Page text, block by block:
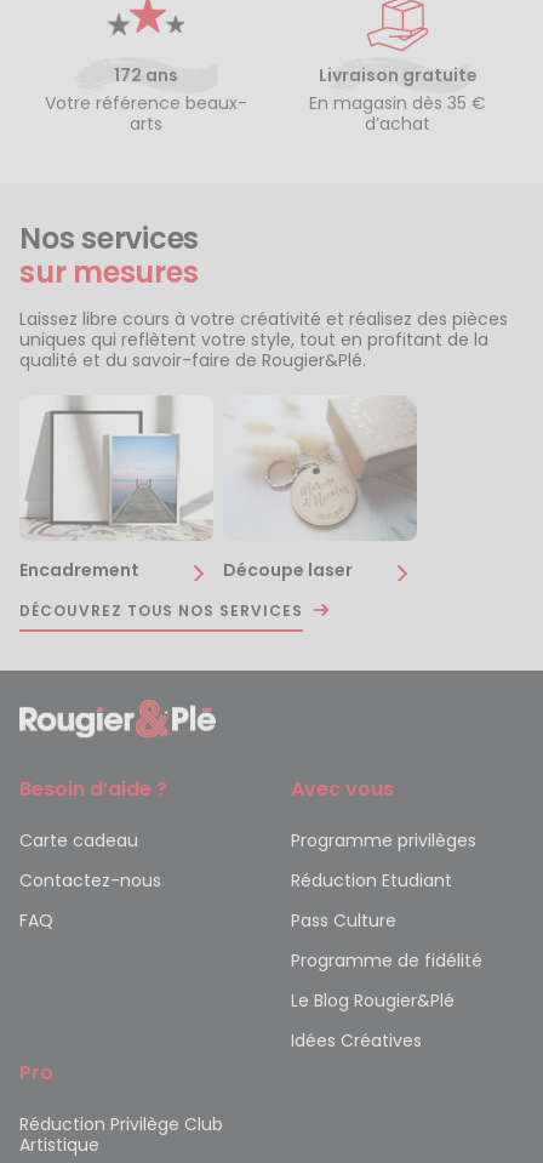
172 ans
Votre référence beaux-
arts
Livraison gratuite
En magasin dès 35 €
d’achat
Nos services
sur mesures
Laissez libre cours à votre créativité et réalisez des pièces
uniques qui reflètent votre style, tout en profitant de la
qualité et du savoir-faire de Rougier&Plé.
Encadrement Découpe laser
DÉCOUVREZ TOUS NOS SERVICES
Besoin d’aide ?
Carte cadeau
Contactez-nous
FAQ
Avec vous
Programme privilèges
Réduction Etudiant
Pass Culture
Programme de fidélité
Le Blog Rougier&Plé
Idées Créatives
Pro
Réduction Privilège Club
Artistique